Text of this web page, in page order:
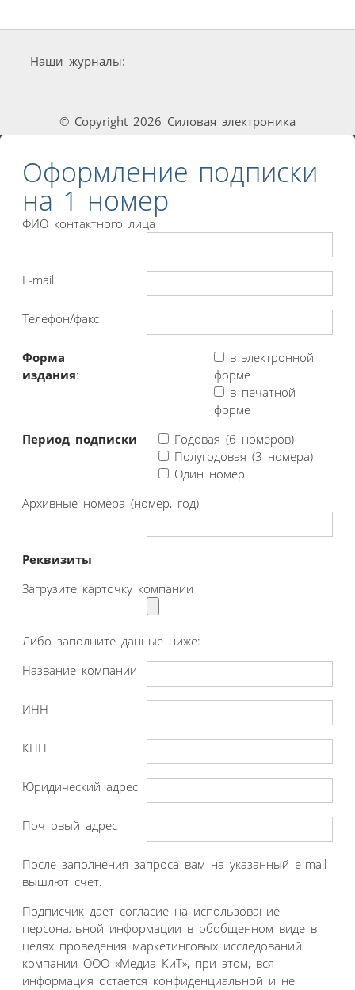
Наши журналы:
© Copyright 2026 Силовая электроника
Оформление подписки
на 1 номер
ФИО контактного лица
E-mail
Телефон/факс
Форма
издания:
в электронной
форме
в печатной
форме
Период подписки
Годовая (6 номеров)
Полугодовая (3 номера)
Один номер
Архивные номера (номер, год)
Реквизиты
Загрузите карточку компании
Либо заполните данные ниже:
Название компании
ИНН
КПП
Юридический адрес
Почтовый адрес
После заполнения запроса вам на указанный e-mail
вышлют счет.
Подписчик дает согласие на использование
персональной информации в обобщенном виде в
целях проведения маркетинговых исследований
компании ООО «Медиа КиТ», при этом, вся
информация остается конфиденциальной и не